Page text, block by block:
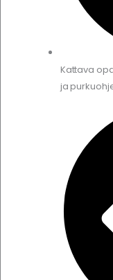
Kattava
ja